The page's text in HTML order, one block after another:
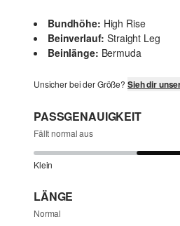
Bundhöhe: High Rise
Beinverlauf: Straight Leg
Beinlänge: Bermuda
Unsicher bei der Größe? Sieh dir
PASSGENAUIGKEIT
Fällt normal aus
Klein
LÄNGE
Normal